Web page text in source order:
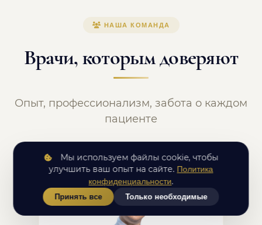
НАША КОМАНДА
Врачи, которым доверяют
Опыт, профессионализм, забота о каждом
пациенте
Мы используем файлы cookie, чтобы
улучшить ваш опыт на сайте. Политика
конфиденциальности.
Принять все Только необходимые